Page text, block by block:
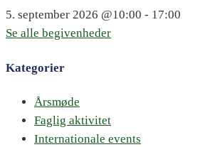
5. september 2026 @10:00 - 17:00
Se alle begivenheder
Kategorier
Årsmøde
Faglig aktivitet
Internationale events